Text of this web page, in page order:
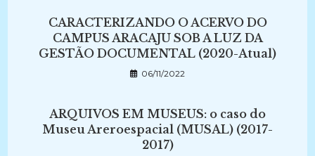
CARACTERIZANDO O ACERVO DO
CAMPUS ARACAJU SOB A LUZ DA
GESTÃO DOCUMENTAL (2020-Atual)
06/11/2022
ARQUIVOS EM MUSEUS: o caso do
Museu Areroespacial (MUSAL) (2017-
2017)